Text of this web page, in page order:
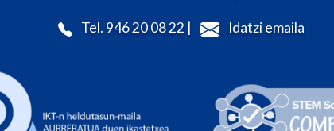
Tel. 946 20 08 22 | Idatzi emaila